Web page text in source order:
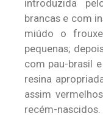
introduzida
brancas e com
miúdo o
pequenas;
com pau-brasil
resina
assim
recém-nascidos.